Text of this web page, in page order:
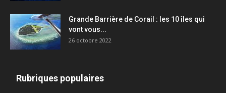
Grande Barrière de Corail : les 10 îles qui
vont vous...
26 octobre 2022
Rubriques populaires